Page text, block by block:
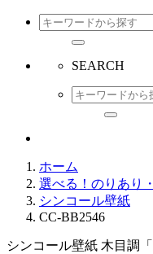
SEARCH
ホーム
選べる！のりあり
シンコール壁紙
CC-BB2546
シンコール壁紙 木目調「